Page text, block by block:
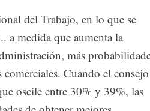
del Trabajo, en lo que se
a medida que aumenta la
más
comerciales. Cuando el consejo
oscile entre 30% y 39%, las